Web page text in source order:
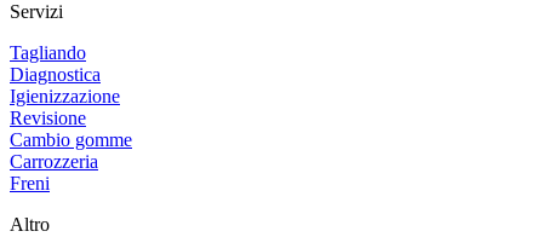
Servizi
Tagliando
Diagnostica
Igienizzazione
Revisione
Cambio gomme
Carrozzeria
Freni
Altro